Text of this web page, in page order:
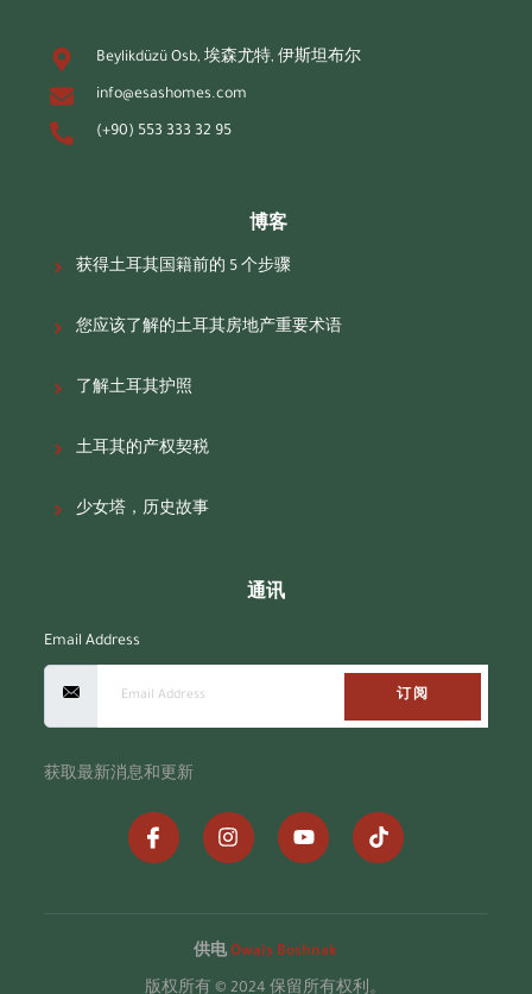
Beylikdüzü Osb, 埃森尤特, 伊斯坦布尔
info@esashomes.com
(+90) 553 333 32 95
博客
获得土耳其国籍前的 5 个步骤
您应该了解的土耳其房地产重要术语
了解土耳其护照
土耳其的产权契税
少女塔，历史故事
通讯
Email Address
订阅
获取最新消息和更新
供电Owais Boshnak
版权所有 © 2024 保留所有权利。